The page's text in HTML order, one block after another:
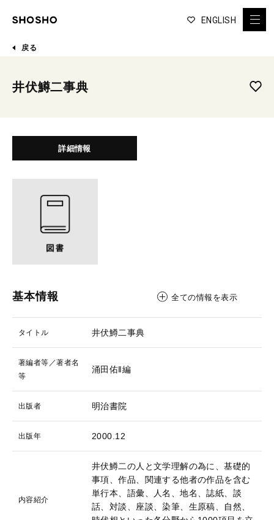
ENGLISH
戻る
井伏鱒二事典
詳細情報
基本情報 全ての情報を表示
タイトル 井伏鱒二事典
著編者等／著者名
等
涌田佑‖編
出版者 明治書院
出版年 2000.12
内容紹介
井伏鱒二の人と文学理解の為に、基礎的
事項、作品、関連する他者の作品を含む
単行本、語彙、人名、地名、誌紙、談
話、対談、座談、染筆、生原稿、自然、